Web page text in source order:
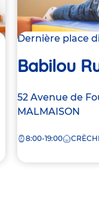
Dernière place
Babilou
Adresse
de
crèche
52 Avenue de
MALMAISON
8:00-19:00